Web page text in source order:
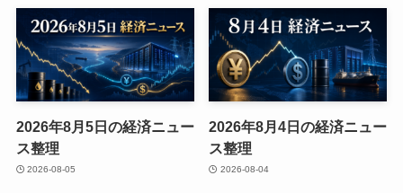
2026年8月5日の経済ニュー
ス整理
2026-08-05
2026年8月4日の経済ニュー
ス整理
2026-08-04